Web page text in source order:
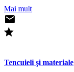
Mai mult
Tencuieli şi materiale